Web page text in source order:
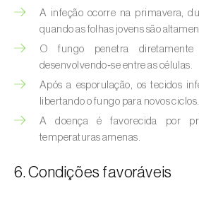
A infeção ocorre na primavera,
quando as folhas jovens são
O fungo penetra
desenvolvendo‑se entre as células.
Após a esporulação, os tecidos
libertando o fungo para novos ciclos.
A doença é favorecida por
temperaturas amenas.
6. Condições favoráveis